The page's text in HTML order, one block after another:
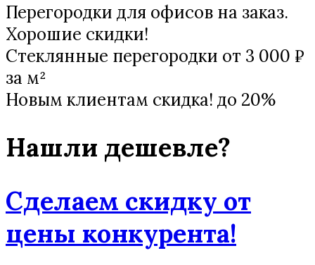
Перегородки для офисов на заказ.
Хорошие скидки!
Стеклянные перегородки от 3 000 ₽
за м²
Новым клиентам скидка! до 20%
Нашли дешевле?
Cделаем скидку от
цены конкурента!